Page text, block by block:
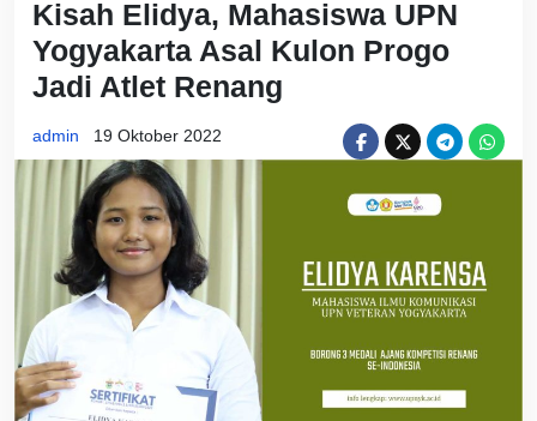
Kisah Elidya, Mahasiswa UPN
Yogyakarta Asal Kulon Progo
Jadi Atlet Renang
admin 19 Oktober 2022